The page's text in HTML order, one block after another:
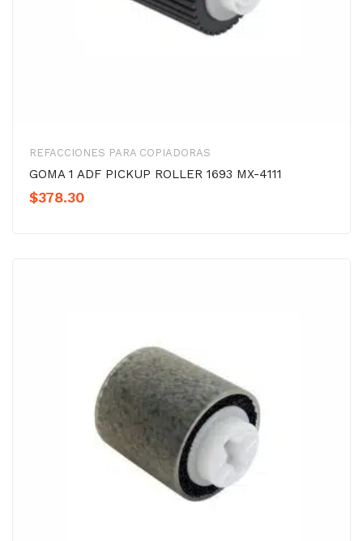
REFACCIONES PARA COPIADORAS
GOMA 1 ADF PICKUP ROLLER 1693 MX-4111
$378.30